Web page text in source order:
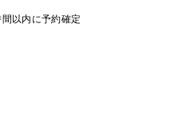
以内に予約確定